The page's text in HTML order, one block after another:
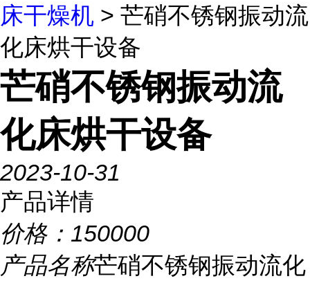
床干燥机 > 芒硝不锈钢振动流
化床烘干设备
芒硝不锈钢振动流
化床烘干设备
2023-10-31
产品详情
价格： 150000
产品名称芒硝不锈钢振动流化